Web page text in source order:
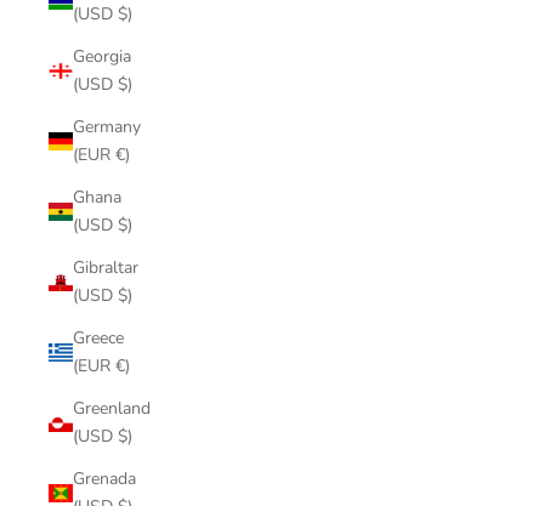
(USD $)
Georgia
(USD $)
Germany
(EUR €)
Ghana
(USD $)
Gibraltar
(USD $)
Greece
(EUR €)
Greenland
(USD $)
Grenada